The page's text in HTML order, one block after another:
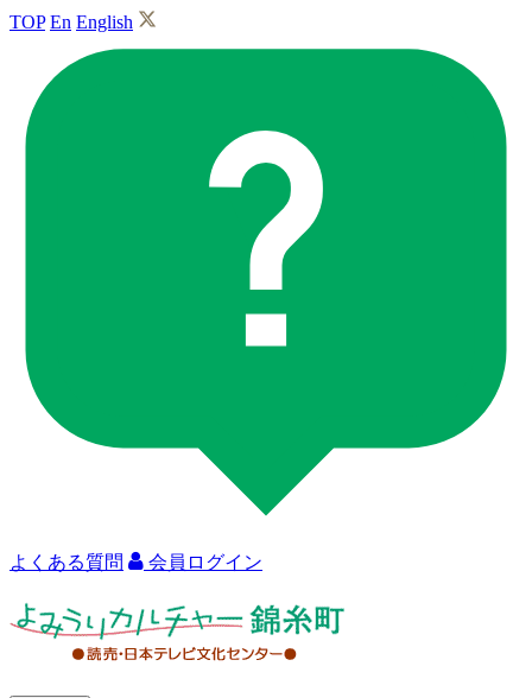
TOP En English
よくある質問 会員ログイン